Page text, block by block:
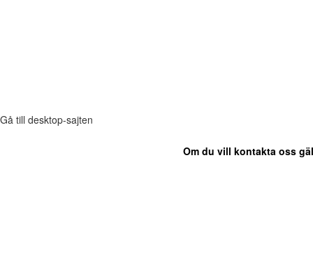
Gå till desktop-sajten
Om du vill kontakta oss